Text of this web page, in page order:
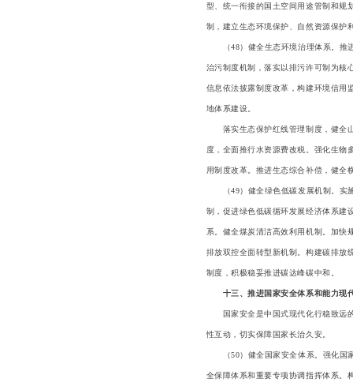
型、统一衔接的国土空间用途管制和规
制，建立生态环境保护、自然资源保护
（48）健全生态环境治理体系。推进
治污制度机制，落实以排污许可制为核
信息依法披露制度改革，构建环境信用
地体系建设。
落实生态保护红线管理制度，健全山
度，全面推行水资源费改税。强化生物
用制度改革。推进生态综合补偿，健全
（49）健全绿色低碳发展机制。实施
制，促进绿色低碳循环发展经济体系建
系。健全煤炭清洁高效利用机制。加快
排放双控全面转型新机制。构建碳排放
制度，积极稳妥推进碳达峰碳中和。
十三、推进国家安全体系和能力现
国家安全是中国式现代化行稳致远的
性互动，切实保障国家长治久安。
（50）健全国家安全体系。强化国家
全保障体系和重要专项协调指挥体系。